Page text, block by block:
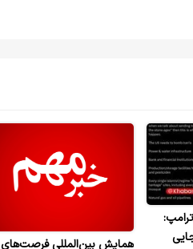
همایش بین‌المللی فرصت‌های